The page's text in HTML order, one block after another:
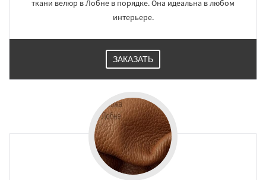
ткани велюр в Лобне в порядке. Она идеальна в любом
интерьере.
ЗАКАЗАТЬ